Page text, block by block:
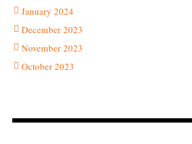
January 2024
December 2023
November 2023
October 2023